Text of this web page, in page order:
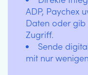
ADP, Paychex
Daten oder
Zugriff.
Sende
mit nur